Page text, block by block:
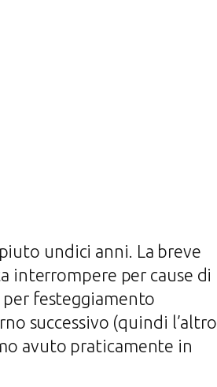
undici anni. La breve
interrompere per cause di
festeggiamento
successivo (quindi l’altro
avuto praticamente in